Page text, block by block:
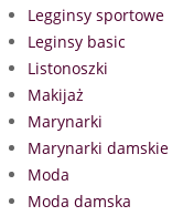
Legginsy sportowe
Leginsy basic
Listonoszki
Makijaż
Marynarki
Marynarki damskie
Moda
Moda damska